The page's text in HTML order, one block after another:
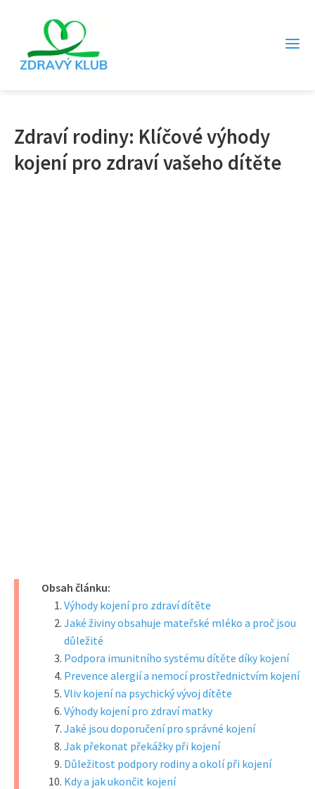
Zdraví rodiny: Klíčové výhody
kojení pro zdraví vašeho dítěte
Obsah článku:
Výhody kojení pro zdraví dítěte
Jaké živiny obsahuje mateřské mléko a proč jsou
důležité
Podpora imunitního systému dítěte díky kojení
Prevence alergií a nemocí prostřednictvím kojení
Vliv kojení na psychický vývoj dítěte
Výhody kojení pro zdraví matky
Jaké jsou doporučení pro správné kojení
Jak překonat překážky při kojení
Důležitost podpory rodiny a okolí při kojení
Kdy a jak ukončit kojení